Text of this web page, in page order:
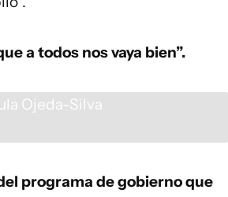
a todos nos vaya bien”.
programa de gobierno que